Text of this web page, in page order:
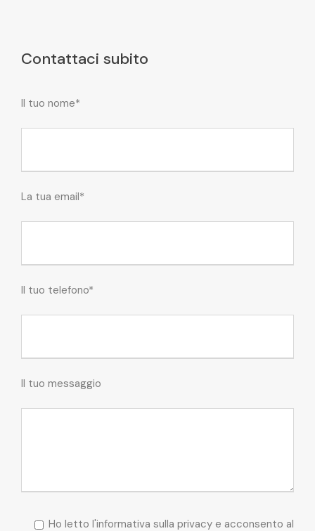
Contattaci subito
Il tuo nome*
La tua email*
Il tuo telefono*
Il tuo messaggio
Ho letto l'informativa sulla privacy e acconsento al